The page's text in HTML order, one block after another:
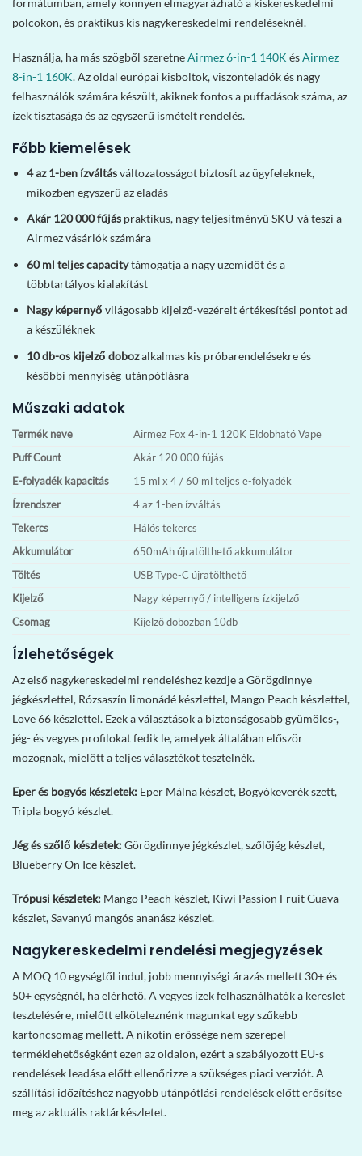
formátumban, amely könnyen elmagyarázható a kiskereskedelmi
polcokon, és praktikus kis nagykereskedelmi rendeléseknél.
Használja, ha más szögből szeretneAirmez 6-in-1 140K ésAirmez
8-in-1 160K. Az oldal európai kisboltok, viszonteladók és nagy
felhasználók számára készült, akiknek fontos a puffadások száma, az
ízek tisztasága és az egyszerű ismételt rendelés.
Főbb kiemelések
4 az 1-ben ízváltásváltozatosságot biztosít az ügyfeleknek,
miközben egyszerű az eladás
Akár 120 000 fújás praktikus, nagy teljesítményű SKU-vá teszi a
Airmez vásárlók számára
60 ml teljes capacitytámogatja a nagy üzemidőt és a
többtartályos kialakítást
Nagy képernyő világosabb kijelző-vezérelt értékesítési pontot ad
a készüléknek
10 db-os kijelző dobozalkalmas kis próbarendelésekre és
későbbi mennyiség-utánpótlásra
Műszaki adatok
Termék neve
Airmez Fox 4-in-1 120K Eldobható Vape
Puff Count
Akár 120 000 fújás
E-folyadék kapacitás
15 ml x 4 / 60 ml teljes e-folyadék
Ízrendszer
4 az 1-ben ízváltás
Tekercs
Hálós tekercs
Akkumulátor
650mAh újratölthető akkumulátor
Töltés
USB Type-C újratölthető
Kijelző
Nagy képernyő / intelligens ízkijelző
Csomag
Kijelző dobozban 10db
Ízlehetőségek
Az első nagykereskedelmi rendeléshez kezdje a Görögdinnye
jégkészlettel, Rózsaszín limonádé készlettel, Mango Peach készlettel,
Love 66 készlettel. Ezek a választások a biztonságosabb gyümölcs-,
jég- és vegyes profilokat fedik le, amelyek általában először
mozognak, mielőtt a teljes választékot tesztelnék.
Eper és bogyós készletek: Eper Málna készlet, Bogyókeverék szett,
Tripla bogyó készlet.
Jég és szőlő készletek:Görögdinnye jégkészlet, szőlőjég készlet,
Blueberry On Ice készlet.
Trópusi készletek: Mango Peach készlet, Kiwi Passion Fruit Guava
készlet, Savanyú mangós ananász készlet.
Nagykereskedelmi rendelési megjegyzések
A MOQ 10 egységtől indul, jobb mennyiségi árazás mellett 30+ és
50+ egységnél, ha elérhető. A vegyes ízek felhasználhatók a kereslet
tesztelésére, mielőtt elköteleznénk magunkat egy szűkebb
kartoncsomag mellett. A nikotin erőssége nem szerepel
terméklehetőségként ezen az oldalon, ezért a szabályozott EU-s
rendelések leadása előtt ellenőrizze a szükséges piaci verziót. A
szállítási időzítéshez nagyobb utánpótlási rendelések előtt erősítse
meg az aktuális raktárkészletet.